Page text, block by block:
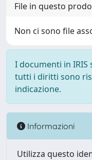
File in questo
Non ci sono file
I documenti in
tutti i diritti sono
indicazione.
Informazioni
Utilizza questo